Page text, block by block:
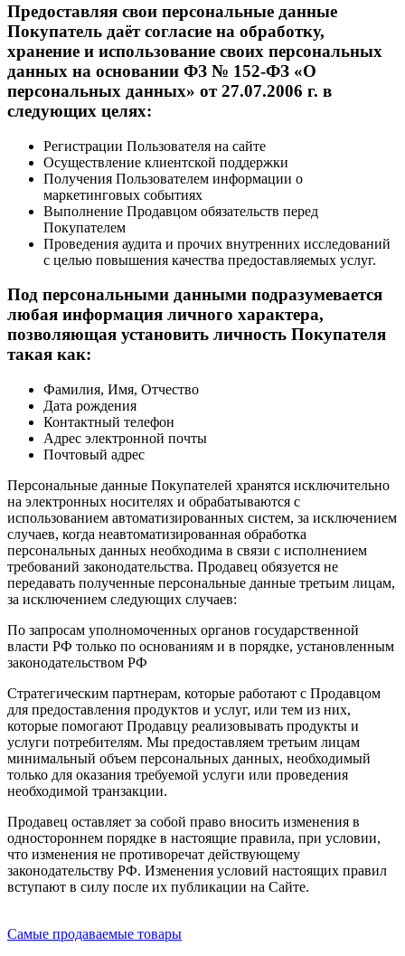
Предоставляя свои персональные данные
Покупатель даёт согласие на обработку,
хранение и использование своих персональных
данных на основании ФЗ № 152-ФЗ «О
персональных данных» от 27.07.2006 г. в
следующих целях:
Регистрации Пользователя на сайте
Осуществление клиентской поддержки
Получения Пользователем информации о
маркетинговых событиях
Выполнение Продавцом обязательств перед
Покупателем
Проведения аудита и прочих внутренних исследований
с целью повышения качества предоставляемых услуг.
Под персональными данными подразумевается
любая информация личного характера,
позволяющая установить личность Покупателя
такая как:
Фамилия, Имя, Отчество
Дата рождения
Контактный телефон
Адрес электронной почты
Почтовый адрес
Персональные данные Покупателей хранятся исключительно
на электронных носителях и обрабатываются с
использованием автоматизированных систем, за исключением
случаев, когда неавтоматизированная обработка
персональных данных необходима в связи с исполнением
требований законодательства. Продавец обязуется не
передавать полученные персональные данные третьим лицам,
за исключением следующих случаев:
По запросам уполномоченных органов государственной
власти РФ только по основаниям и в порядке, установленным
законодательством РФ
Стратегическим партнерам, которые работают с Продавцом
для предоставления продуктов и услуг, или тем из них,
которые помогают Продавцу реализовывать продукты и
услуги потребителям. Мы предоставляем третьим лицам
минимальный объем персональных данных, необходимый
только для оказания требуемой услуги или проведения
необходимой транзакции.
Продавец оставляет за собой право вносить изменения в
одностороннем порядке в настоящие правила, при условии,
что изменения не противоречат действующему
законодательству РФ. Изменения условий настоящих правил
вступают в силу после их публикации на Сайте.
Самые продаваемые товары